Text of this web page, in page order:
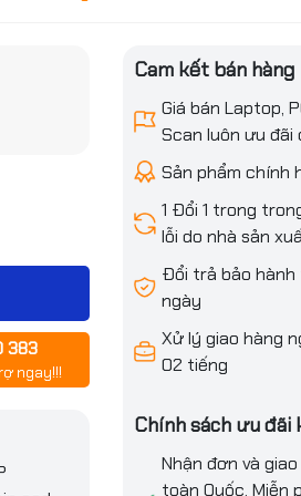
383
ngay!!!
Cam kết bán hàng
Giá bán Laptop,
Scan luôn ưu
Sản phẩm chính
1 Đổi 1 trong
lỗi do nhà sản
Đổi trả bảo hành
ngày
Xử lý giao hàng
02 tiếng
Chính sách ưu đãi
Nhận đơn và
toàn Quốc. Miễn
ưu đãi